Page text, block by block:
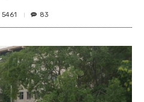
5461 83